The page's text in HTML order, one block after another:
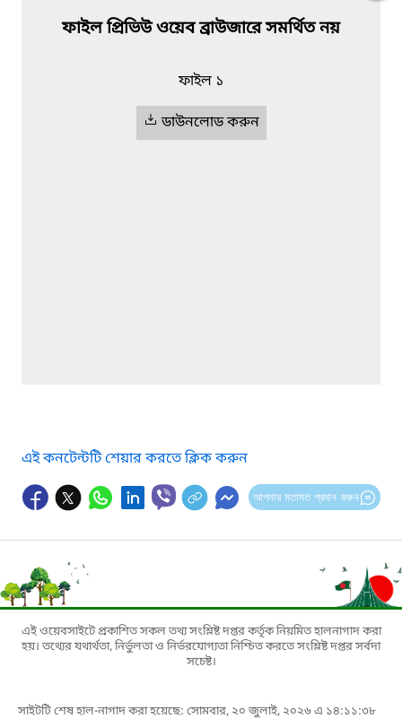
ফাইল প্রিভিউ ওয়েব ব্রাউজারে সমর্থিত নয়
ফাইল ১
ডাউনলোড করুন
এই কনটেন্টটি শেয়ার করতে ক্লিক করুন
আপনার মতামত প্রদান করুন
এই ওয়েবসাইটে প্রকাশিত সকল তথ্য সংশ্লিষ্ট দপ্তর কর্তৃক নিয়মিত হালনাগাদ করা
হয়। তথ্যের যথার্থতা, নির্ভুলতা ও নির্ভরযোগ্যতা নিশ্চিত করতে সংশ্লিষ্ট দপ্তর সর্বদা
সচেষ্ট।
সাইটটি শেষ হাল-নাগাদ করা হয়েছে: সোমবার, ২০ জুলাই, ২০২৬ এ ১৪:১১:৩৮